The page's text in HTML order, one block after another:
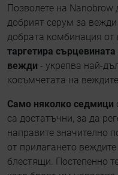
Позволете на Nanobrow
добрият серум за вежди
добрата комбинация
таргетира
вежди - укрепва най-
косъмчетата на веждите.
Само няколко седмици
са достатъчни, за да
направите значително
от прилагането
блестящи. Постепенно